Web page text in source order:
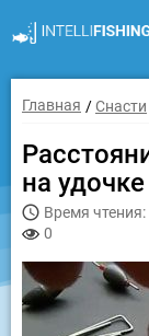
Главная Снасти
на удочке
Время
0